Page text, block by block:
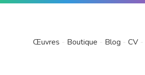
Œuvres Boutique Blog CV